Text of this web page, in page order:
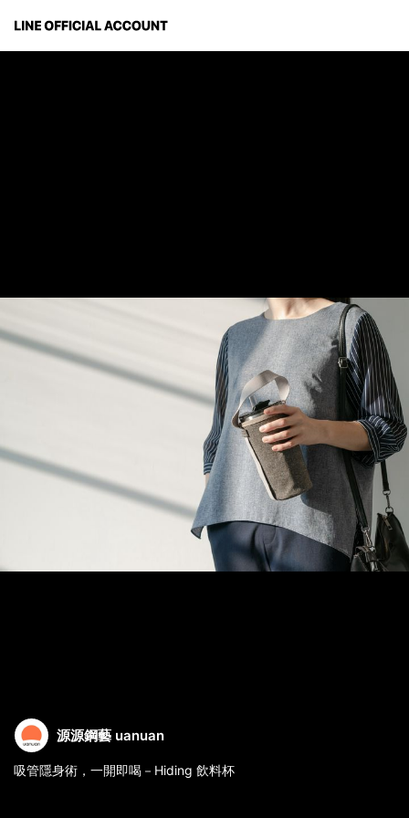
源源鋼藝 uanuan
吸管隱身術，一開即喝－Hiding 飲料杯